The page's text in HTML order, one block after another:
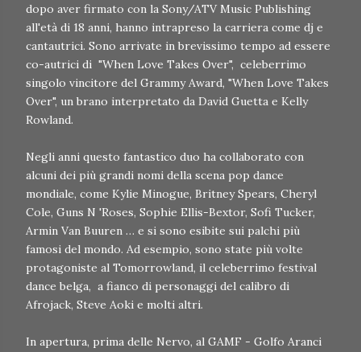
dopo aver firmato con la Sony/ATV Music Publishing
all'età di 18 anni, hanno intrapreso la carriera come dj e
cantautrici. Sono arrivate in brevissimo tempo ad essere
co-autrici di "When Love Takes Over", celeberrimo
singolo vincitore del Grammy Award, "When Love Takes
Over", un brano interpretato da David Guetta e Kelly
Rowland.
Negli anni questo fantastico duo ha collaborato con
alcuni dei più grandi nomi della scena pop dance
mondiale, come Kylie Minogue, Britney Spears, Cheryl
Cole, Guns N 'Roses, Sophie Ellis-Bextor, Sofi Tucker,
Armin Van Buuren … e si sono esibite sui palchi più
famosi del mondo. Ad esempio, sono state più volte
protagoniste al Tomorrowland, il celeberrimo festival
dance belga, a fianco di personaggi del calibro di
Afrojack, Steve Aoki e molti altri.
In apertura, prima delle Nervo, al GAMF - Golfo Aranci